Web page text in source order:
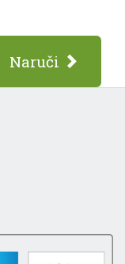
Naruči